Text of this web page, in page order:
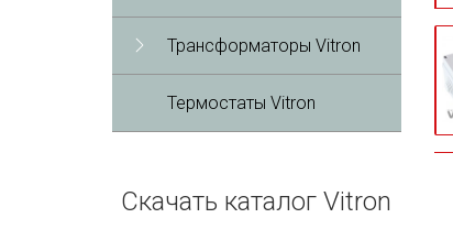
Трансформаторы Vitron
Термостаты Vitron
Скачать каталог Vitron